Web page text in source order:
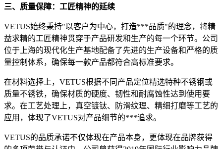
三、质量保障：工匠精神的延续
VETUS始终秉持"以客户为中心，打造***品质"的理念，将精
益求精的工匠精神贯穿于产品研发和生产的每一个环节。公司
位于上海的现代化生产基地配备了先进的生产设备和严格的质
量控制体系，确保每一款产品都符合高标准要求。
在材料选择上，VETUS根据不同产品定位精选特种不锈钢或
质量不锈铁，确保材质的硬度、韧性和耐腐蚀性达到使用要
求。在工艺处理上，真空镀钛、防滑纹理、精细打磨等工艺的
应用，体现了VETUS对产品细节的***追求。
VETUS的品质承诺不仅体现在产品本身，更体现在品牌获得